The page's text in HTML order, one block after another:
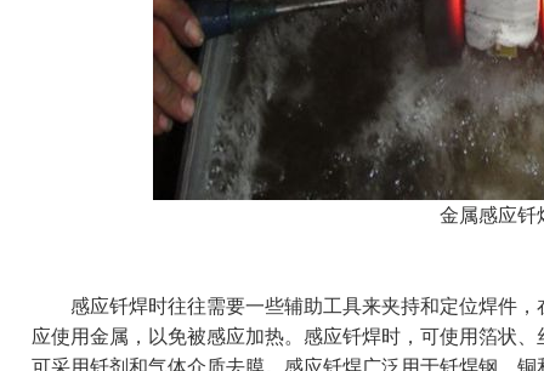
金属感应钎
感应钎焊时往往需要一些辅助工具来夹持和定位焊件，
应使用金属，以免被感应加热。感应钎焊时，可使用箔状
可采用钎剂和气体介质去膜。感应钎焊广泛用于钎焊钢、